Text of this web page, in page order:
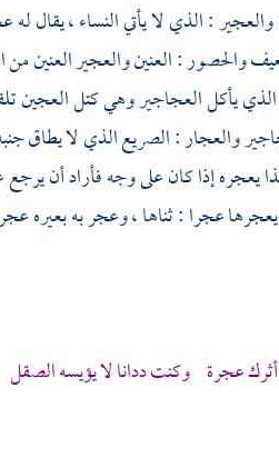
: الذي لا يأتي النساء ، يقال
والحصور : العنين والعجير العنين من
يأكل العجاجير وهي كتل العجين
والعجار : الصريع الذي لا يطاق
إذا كان على وجه فأراد أن
عجرا : ثناها ، وعجر به بعيره
عجرة وكنت ددانا لا يؤيسه الصقل